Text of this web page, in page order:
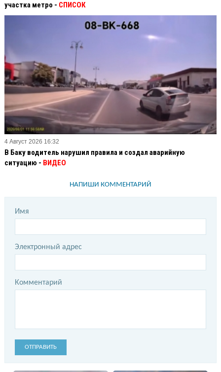
участка метро - СПИСОК
4 Август 2026 16:32
В Баку водитель нарушил правила и создал аварийную
ситуацию - ВИДЕО
НАПИШИ КОММЕНТАРИЙ
Имя
Электронный адрес
Комментарий
ОТПРАВИТЬ